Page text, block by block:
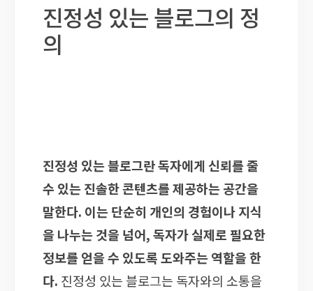
진정성 있는 블로그의 정
의
진정성 있는 블로그란 독자에게 신뢰를 줄
수 있는 진솔한 콘텐츠를 제공하는 공간을
말한다. 이는 단순히 개인의 경험이나 지식
을 나누는 것을 넘어, 독자가 실제로 필요한
정보를 얻을 수 있도록 도와주는 역할을 한
다. 진정성 있는 블로그는 독자와의 소통을